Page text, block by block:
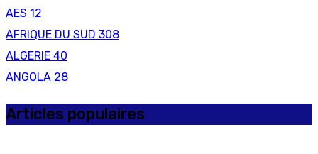
AES 12
AFRIQUE DU SUD 308
ALGERIE 40
ANGOLA 28
Articles populaires